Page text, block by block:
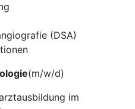
(DSA)
(m/w/d)
im